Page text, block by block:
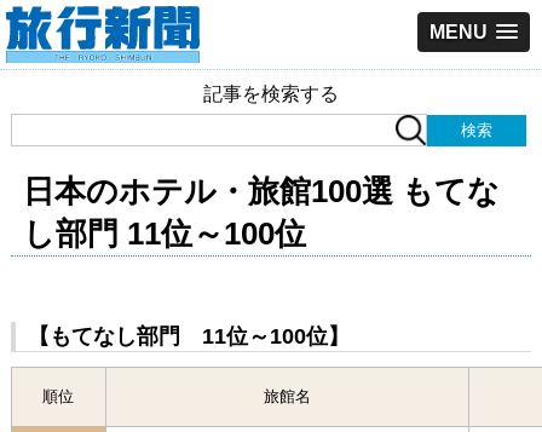
MENU
記事を検索する
日本のホテル・旅館100選 もてな
し部門 11位～100位
【もてなし部門 11位～100位】
順位 旅館名